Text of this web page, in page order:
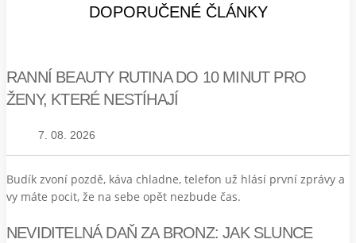
DOPORUČENÉ ČLÁNKY
RANNÍ BEAUTY RUTINA DO 10 MINUT PRO
ŽENY, KTERÉ NESTÍHAJÍ
7. 08. 2026
Budík zvoní pozdě, káva chladne, telefon už hlásí první zprávy a
vy máte pocit, že na sebe opět nezbude čas.
NEVIDITELNÁ DAŇ ZA BRONZ: JAK SLUNCE